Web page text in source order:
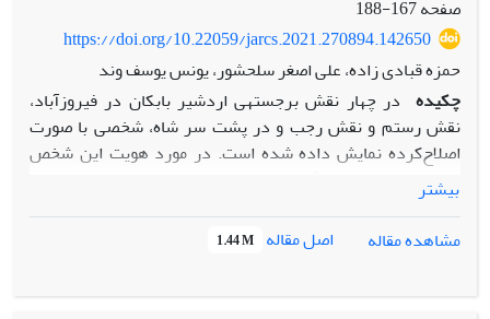
آهن از تحولات فلزگری مس در ایران بوده است. بر اساس نتایج
ایران را می‌توان یکی از نواحی پیشرو و مهم در شکل‌گیری و
توسعه فلزگری آلیاژهای مس در دوران پیش از تاریخ دانست
صفحه167-188
https://doi.org/10.22059/jarcs.2021.270894.142650
حمزه قبادی زاده، علی اصغر سلحشور، یونس یوسف وند
چکیده در چهار نقش ­برجسته­ی اردشیر بابکان در فیروزآباد،
نقش رستم و نقش رجب و در پشت سر شاه، شخصی با صورت
اصلاح‌کرده نمایش داده شده است. در مورد هویت این شخص
نظرات مختلفی ارائه گردیده که با عناوین مختلفی چون خواجه­ی
مگسپران، خدمتکار یا محافظ شاه از او یاد شده است. مقایسه­ی این
نوع شمایل­نگاری با آنچه که از نمونه­های مشابه پیش از حکومت
ساسانی در ایران زمان هخامنشی و آشور بر جای مانده نشان می­
بیشتر
مشاهده مقاله
اصل مقاله 1.44 M